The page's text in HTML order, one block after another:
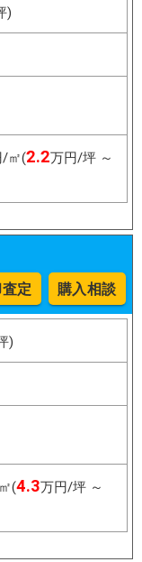
)
/㎡(2.2万円/坪 ～
定 購入相談
)
(4.3万円/坪 ～